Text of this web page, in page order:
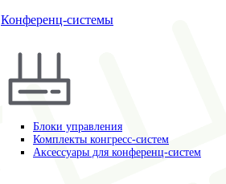
Конференц-системы
Блоки управления
Комплекты конгресс-систем
Аксессуары для конференц-систем